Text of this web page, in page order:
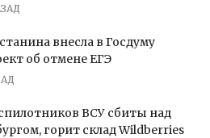
внесла в Госдуму
об отмене ЕГЭ
ВСУ сбиты над
горит склад Wildberries